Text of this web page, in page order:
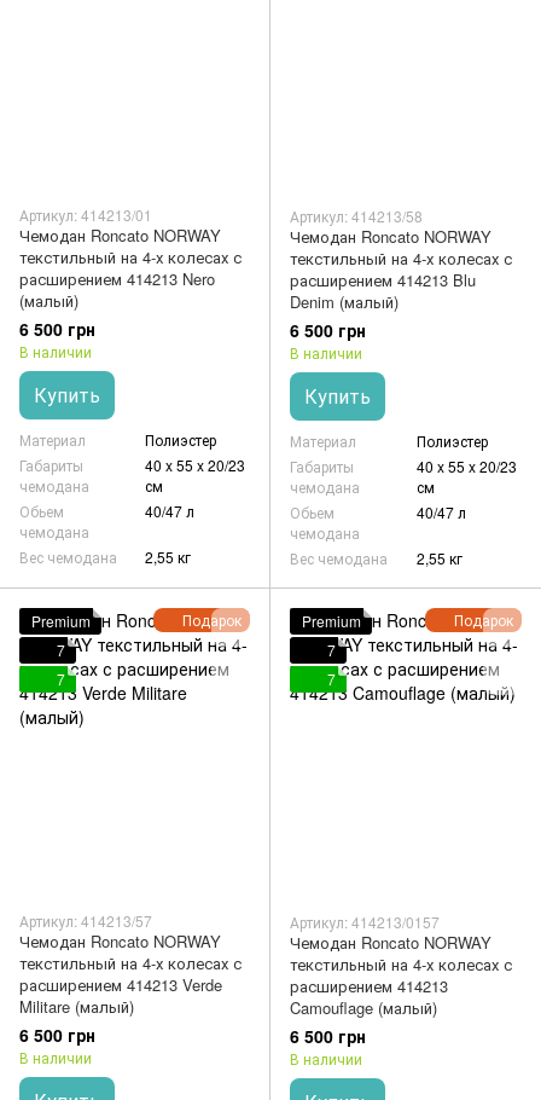
Артикул: 414213/01
Чемодан Roncato NORWAY
текстильный на 4-х колесах с
расширением 414213 Nero
(малый)
6 500 грн
В наличии
Купить
Материал
Полиэстер
Габариты
чемодана
40 x 55 x 20/23
см
Обьем
чемодана
40/47 л
Вес чемодана 2,55 кг
Артикул: 414213/58
Чемодан Roncato NORWAY
текстильный на 4-х колесах с
расширением 414213 Blu
Denim (малый)
6 500 грн
В наличии
Купить
Материал
Полиэстер
Габариты
чемодана
40 x 55 x 20/23
см
Обьем
чемодана
40/47 л
Вес чемодана 2,55 кг
Подарок
Premium
7
7
Артикул: 414213/57
Чемодан Roncato NORWAY
текстильный на 4-х колесах с
расширением 414213 Verde
Militare (малый)
6 500 грн
В наличии
Подарок
Premium
7
7
Артикул: 414213/0157
Чемодан Roncato NORWAY
текстильный на 4-х колесах с
расширением 414213
Camouflage (малый)
6 500 грн
В наличии